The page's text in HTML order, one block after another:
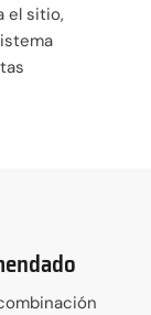
el sitio,